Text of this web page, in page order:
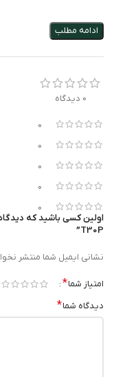
دارای 1 اکانت SIP
رنگ خاکستری
ادامه مطلب
0 دیدگاه
0
0
0
0
0
اولین کسی باشید که
T30P”
نشانی ایمیل شما منتشر
امتیاز شما*
دیدگاه شما*